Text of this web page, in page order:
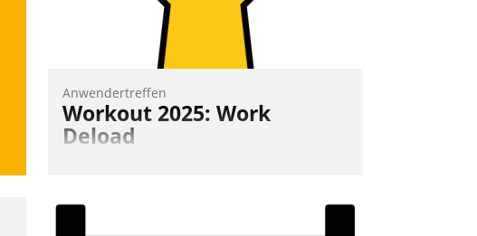
Nadja Hußmann
Anwendertreffen
Workout 2025: Work
Deload
Kunden- und Partnerkreis statt. Zentrale